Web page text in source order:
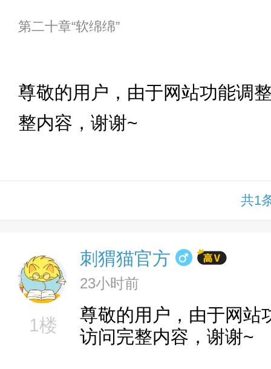
第二十章“软绵绵”
尊敬的用户，由于网站功能调
整内容，谢谢~
共1
1楼
刺猬猫官方
23小时前
尊敬的用户，由于网站
访问完整内容，谢谢~